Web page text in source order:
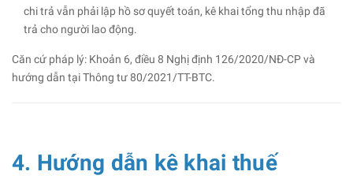
chi trả vẫn phải lập hồ sơ quyết toán, kê khai tổng thu nhập đã
trả cho người lao động.
Căn cứ pháp lý: Khoản 6, điều 8 Nghị định 126/2020/NĐ-CP và
hướng dẫn tại Thông tư 80/2021/TT-BTC.
4. Hướng dẫn kê khai thuế